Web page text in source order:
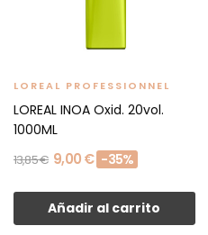
LOREAL PROFESSIONNEL
LOREAL INOA Oxid. 20vol.
1000ML
13,85 € 9,00 € -35%
Añadir al carrito